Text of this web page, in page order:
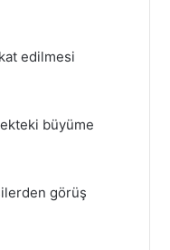
edilmesi
büyüme
görüş